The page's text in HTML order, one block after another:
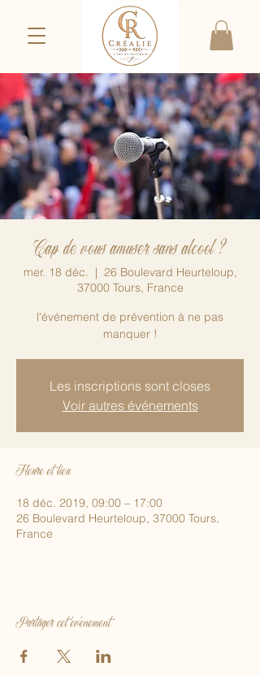
Cap de vous amuser sans alcool ?
mer. 18 déc.
  |
26 Boulevard Heurteloup,
37000 Tours, France
l'événement de prévention à ne pas
manquer !
Les inscriptions sont closes
Voir autres événements
Heure et lieu
18 déc. 2019, 09:00 – 17:00
26 Boulevard Heurteloup, 37000 Tours,
France
Partager cet événement